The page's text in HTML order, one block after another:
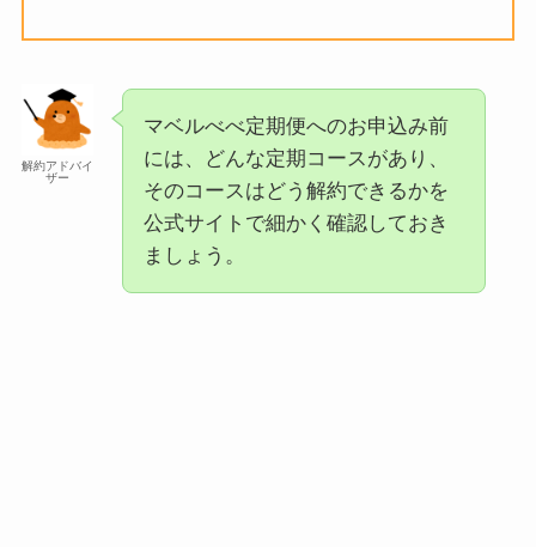
解約アドバイ
ザー
マベルべべ定期便へのお申込み前
には、どんな定期コースがあり、
そのコースはどう解約できるかを
公式サイトで細かく確認しておき
ましょう。